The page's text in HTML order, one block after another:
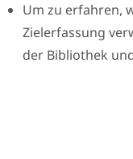
Um zu erfahren,
Zielerfassung
der Bibliothek